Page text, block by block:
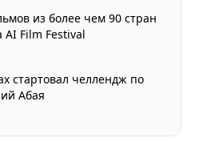
из более чем 90 стран
AI Film Festival
стартовал челлендж по
Абая